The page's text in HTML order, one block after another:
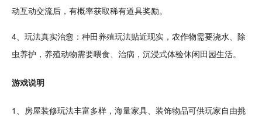
动互动交流后，有概率获取稀有道具奖励。
4、玩法真实治愈： 种田养殖玩法贴近现实，农作物需要浇水、除
虫养护，养殖动物需要喂食、治病，沉浸式体验休闲田园生活。
游戏说明
1、房屋装修玩法丰富多样，海量家具、 装饰物品可供玩家自由挑